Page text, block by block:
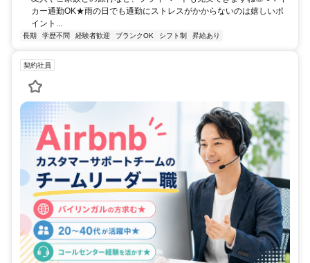
カー通勤OK★雨の日でも通勤にストレスがかからないのは嬉しいポ
イント...
長期 学歴不問 経験者歓迎 ブランクOK シフト制 昇給あり
契約社員